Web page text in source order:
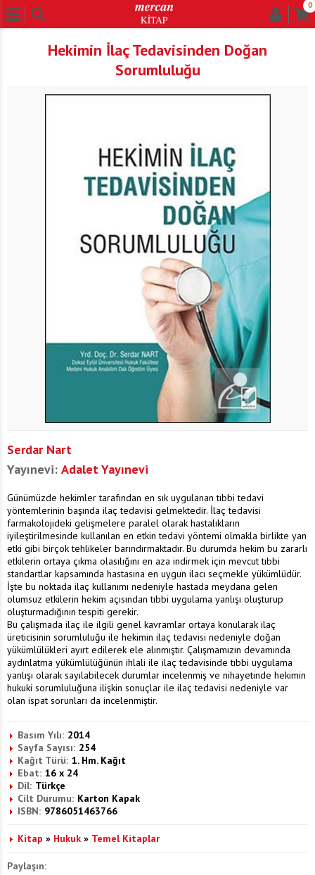
0
Hekimin İlaç Tedavisinden Doğan
Sorumluluğu
Serdar Nart
Yayınevi: Adalet Yayınevi
Günümüzde hekimler tarafından en sık uygulanan tıbbi tedavi
yöntemlerinin başında ilaç tedavisi gelmektedir. İlaç tedavisi
farmakolojideki gelişmelere paralel olarak hastalıkların
iyileştirilmesinde kullanılan en etkin tedavi yöntemi olmakla birlikte yan
etki gibi birçok tehlikeler barındırmaktadır. Bu durumda hekim bu zararlı
etkilerin ortaya çıkma olasılığını en aza indirmek için mevcut tıbbi
standartlar kapsamında hastasına en uygun ilacı seçmekle yükümlüdür.
İşte bu noktada ilaç kullanımı nedeniyle hastada meydana gelen
olumsuz etkilerin hekim açısından tıbbi uygulama yanlışı oluşturup
oluşturmadığının tespiti gerekir.
Bu çalışmada ilaç ile ilgili genel kavramlar ortaya konularak ilaç
üreticisinin sorumluluğu ile hekimin ilaç tedavisi nedeniyle doğan
yükümlülükleri ayırt edilerek ele alınmıştır. Çalışmamızın devamında
aydınlatma yükümlülüğünün ihlali ile ilaç tedavisinde tıbbi uygulama
yanlışı olarak sayılabilecek durumlar incelenmiş ve nihayetinde hekimin
hukuki sorumluluğuna ilişkin sonuçlar ile ilaç tedavisi nedeniyle var
olan ispat sorunları da incelenmiştir.
Basım Yılı: 2014
Sayfa Sayısı: 254
Kağıt Türü: 1. Hm. Kağıt
Ebat: 16 x 24
Dil: Türkçe
Cilt Durumu: Karton Kapak
ISBN: 9786051463766
Kitap » Hukuk » Temel Kitaplar
Paylaşın: